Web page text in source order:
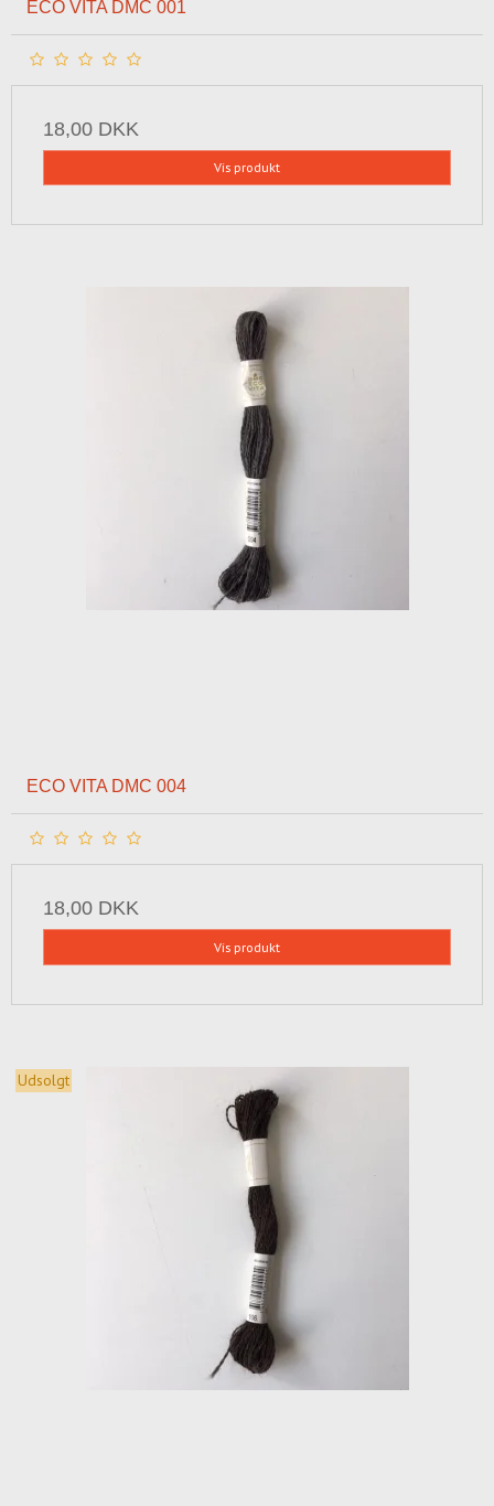
ECO VITA DMC 001
18,00 DKK
Vis produkt
ECO VITA DMC 004
18,00 DKK
Vis produkt
Udsolgt